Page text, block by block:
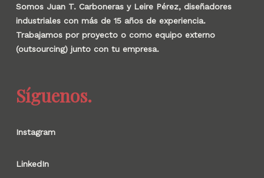
Somos Juan T. Carboneras y Leire Pérez, diseñadores
industriales con más de 15 años de experiencia.
Trabajamos por proyecto o como equipo externo
(outsourcing) junto con tu empresa.
Síguenos.
Instagram
LinkedIn